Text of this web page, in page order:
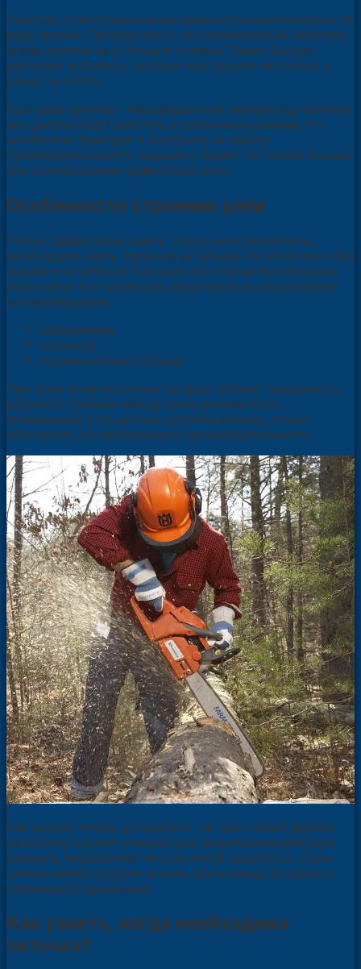
Работать с затупленным инструментом нежелательно по
ряду причин. Прежде всего, это отражается на качестве
среза, причем не в лучшую сторону. Также быстро
наступает усталость, которая чувствуется не только в
руках, но и теле.
Еще одна причина - неоправданный перерасход топлива.
Все детали будут работать в усиленном режиме, что
неизбежно приводит к быстрому их износу.
Производительность серьезно падает, что также бывает
при использовании дефектной цепи.
Особенности строения цепи
Чтобы эффективно уметь точить цепь бензопилы,
необходимо знать строение ее зубьев. Не обойтись и без
знания угла заточки. Каждый зуб отличается сложным
строением. Его геометрия представлена следующими
составляющими:
основанием;
лопаткой;
ограничителем глубины.
При этом лопатка состоит из двух лезвий: торцевого и
верхнего. Причем между ними должен быть
правильный угол заточки цепи бензопилы, чтобы
обеспечить ей необходимую производительность.
Как можно теперь догадаться - не цепь пилит дерево,
поскольку служит основой для закрепления режущих
звеньев, передвигает их с высокой скоростью. Сами
звенья имеют острые лезвия, при помощи которых и
спиливается древесина.
Как узнать, когда необходима
заточка?